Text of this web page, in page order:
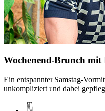
Wochenend-Brunch mit
Ein entspannter Samstag-
unkompliziert und dabei